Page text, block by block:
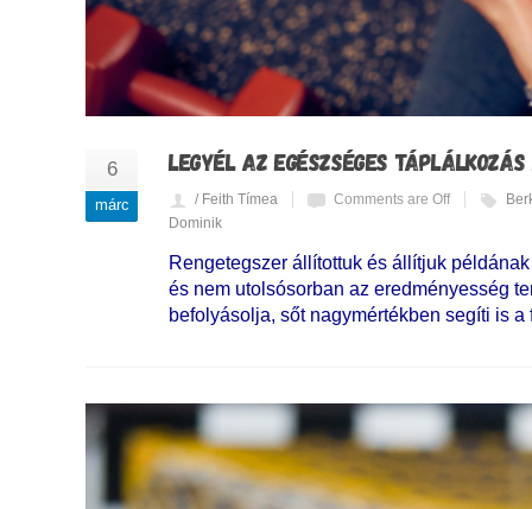
6
márc
LEGYÉL AZ EGÉSZSÉGES
/ Feith Tímea Comments are Off
Dominik
Rengetegszer állítottuk és állítjuk
és nem utolsósorban az eredményesség
befolyásolja, sőt nagymértékben segíti is